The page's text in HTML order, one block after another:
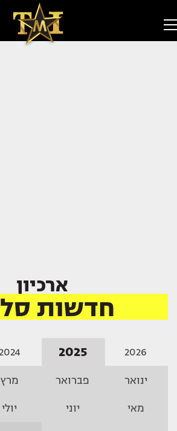
ארכיון
חדשות
2026
2025
ינואר פברואר מרץ
מאי יוני יולי